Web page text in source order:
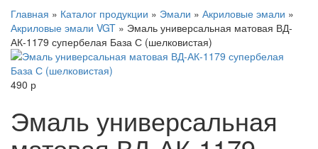
Главная » Каталог продукции » Эмали » Акриловые эмали »
Акриловые эмали VGT » Эмаль универсальная матовая ВД-
АК-1179 супербелая База С (шелковистая)
490 р
Эмаль универсальная